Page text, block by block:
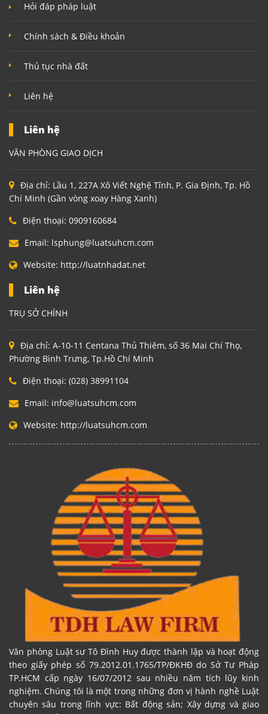
Hỏi đáp pháp luật
Chính sách & Điều khoản
Thủ tục nhà đất
Liên hệ
Liên hệ
VĂN PHÒNG GIAO DỊCH
Địa chỉ: Lầu 1, 227A Xô Viết Nghệ Tĩnh, P. Gia Định, Tp. Hồ
Chí Minh (Gần vòng xoay Hàng Xanh)
Điện thoại: 0909160684
Email: lsphung@luatsuhcm.com
Website: http://luatnhadat.net
Liên hệ
TRỤ SỞ CHÍNH
Địa chỉ: A-10-11 Centana Thủ Thiêm, số 36 Mai Chí Thọ,
Phường Bình Trưng, Tp.Hồ Chí Minh
Điện thoại: (028) 38991104
Email: info@luatsuhcm.com
Website: http://luatsuhcm.com
Văn phòng Luật sư Tô Đình Huy được thành lập và hoạt động
theo giấy phép số 79.2012.01.1765/TP/ĐKHĐ do Sở Tư Pháp
TP.HCM cấp ngày 16/07/2012 sau nhiều năm tích lũy kinh
nghiệm. Chúng tôi là một trong những đơn vị hành nghề Luật
chuyên sâu trong lĩnh vực: Bất động sản; Xây dựng và giao